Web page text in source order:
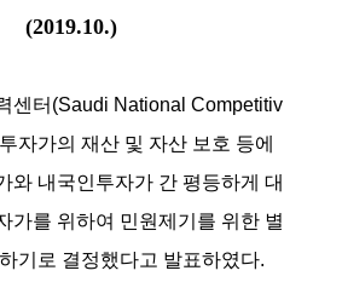
(2019.10.)
센터(Saudi National Competitiv
자가의 재산 및 자산 보호 등에
와 내국인투자가 간 평등하게 대
가를 위하여 민원제기를 위한 별
기로 결정했다고 발표하였다.